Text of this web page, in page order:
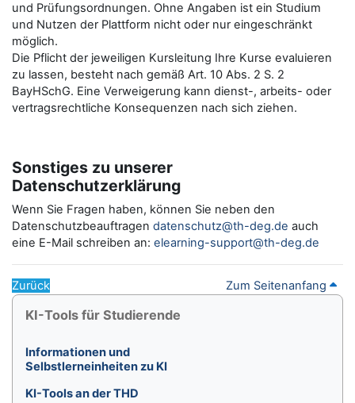
und Prüfungsordnungen. Ohne Angaben ist ein Studium
und Nutzen der Plattform nicht oder nur eingeschränkt
möglich.
Die Pflicht der jeweiligen Kursleitung Ihre Kurse evaluieren
zu lassen, besteht nach gemäß Art. 10 Abs. 2 S. 2
BayHSchG. Eine Verweigerung kann dienst-, arbeits- oder
vertragsrechtliche Konsequenzen nach sich ziehen.
Sonstiges zu unserer
Datenschutzerklärung
Wenn Sie Fragen haben, können Sie neben den
Datenschutzbeauftragen datenschutz@th-deg.de auch
eine E-Mail schreiben an: elearning-support@th-deg.de
Zurück Zum Seitenanfang
Blöcke
KI-Tools für Studierende überspringen
KI-Tools für Studierende
Informationen und
Selbstlerneinheiten zu KI
KI-Tools an der THD